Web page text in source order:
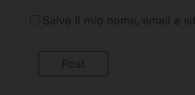
Salva il mio nome, email e